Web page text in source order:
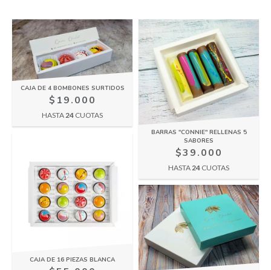
CAJA DE 4 BOMBONES SURTIDOS
$19.000
HASTA24 CUOTAS
BARRAS "CONNIE" RELLENAS 5
SABORES
$39.000
HASTA24 CUOTAS
CAJA DE 16 PIEZAS BLANCA